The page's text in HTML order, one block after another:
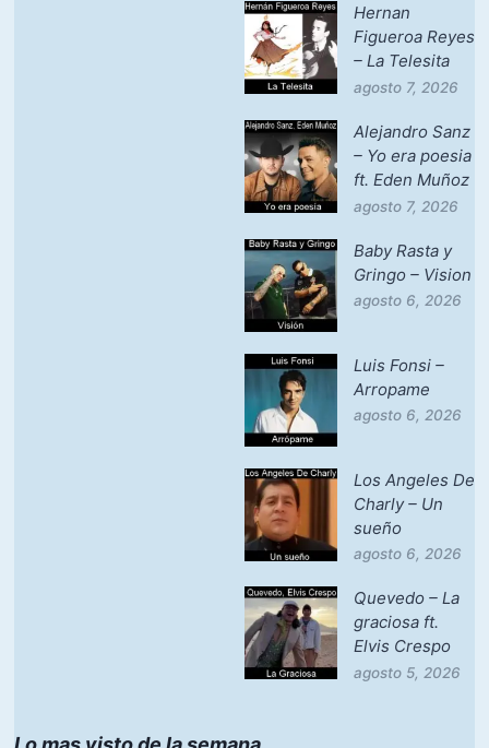
Hernan
Figueroa Reyes
– La Telesita
agosto 7, 2026
Alejandro Sanz
– Yo era poesia
ft. Eden Muñoz
agosto 7, 2026
Baby Rasta y
Gringo – Vision
agosto 6, 2026
Luis Fonsi –
Arropame
agosto 6, 2026
Los Angeles De
Charly – Un
sueño
agosto 6, 2026
Quevedo – La
graciosa ft.
Elvis Crespo
agosto 5, 2026